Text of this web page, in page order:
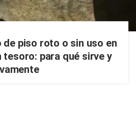
de piso roto o sin uso en
tesoro: para qué sirve y